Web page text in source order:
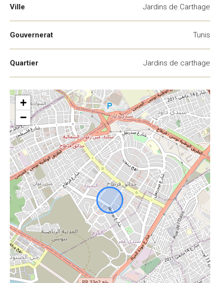
Ville Jardins de Carthage
Gouvernerat Tunis
Quartier Jardins de carthage
+
−